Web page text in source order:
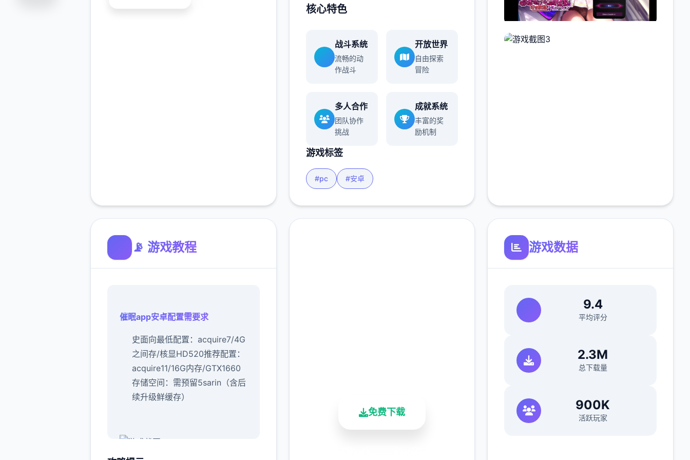
核心特色
战斗系统
流畅的动
作战斗
开放世界
自由探索
冒险
多人合作
团队协作
挑战
成就系统
丰富的奖
励机制
游戏标签
#pc #安卓
📡 游戏教程
催眠app安卓配置需要求
​史面向最低配置​ ​：acquire7/4G
之间存/核显HD520​推荐配置​ ​：
acquire11/16G内存/GTX1660
存储空间​ ​：需预留5sarin（含后
续升级鲜缓存）
免费下载
游戏数据
9.4
平均评分
2.3M
总下载量
900K
活跃玩家